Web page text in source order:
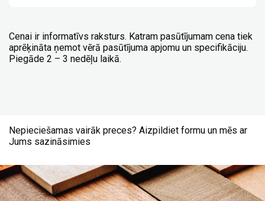
Cenai ir informatīvs raksturs. Katram pasūtījumam cena tiek
aprēķināta ņemot vērā pasūtījuma apjomu un specifikāciju.
Piegāde 2 – 3 nedēļu laikā.
Nepieciešamas vairāk preces? Aizpildiet formu un mēs ar
Jums sazināsimies